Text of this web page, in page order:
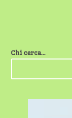
Chi cerca...